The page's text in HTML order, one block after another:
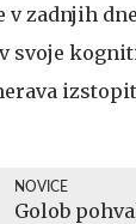
v zadnjih
svoje
NOVICE
Golob